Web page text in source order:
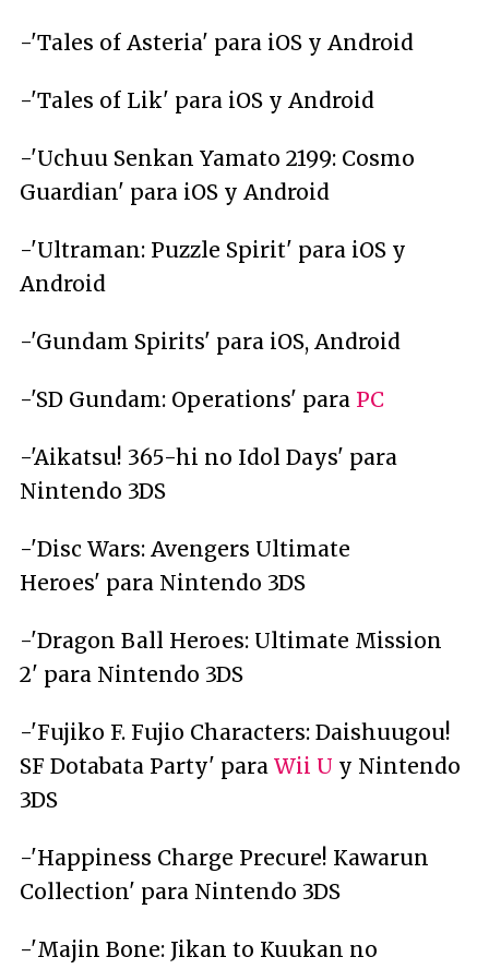
-'Tales of Asteria' para iOS y Android
-'Tales of Lik' para iOS y Android
-'Uchuu Senkan Yamato 2199: Cosmo
Guardian' para iOS y Android
-'Ultraman: Puzzle Spirit' para iOS y
Android
-'Gundam Spirits' para iOS, Android
-'SD Gundam: Operations' para PC
-'Aikatsu! 365-hi no Idol Days' para
Nintendo 3DS
-'Disc Wars: Avengers Ultimate
Heroes' para Nintendo 3DS
-'Dragon Ball Heroes: Ultimate Mission
2' para Nintendo 3DS
-'Fujiko F. Fujio Characters: Daishuugou!
SF Dotabata Party' para Wii U y Nintendo
3DS
-'Happiness Charge Precure! Kawarun
Collection' para Nintendo 3DS
-'Majin Bone: Jikan to Kuukan no